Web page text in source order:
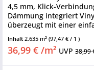
4,5 mm, Klick-
Dämmung integriert
überzeugt mit einer
besonders guten...
Inhalt 2.635 m² (97,47 € / 1 )
36,99 € /m² UVP 38,99